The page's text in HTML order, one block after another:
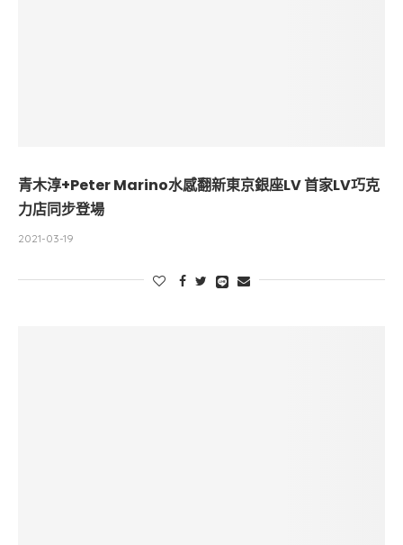
青木淳+Peter Marino水感翻新東京銀座LV 首家LV巧克
力店同步登場
2021-03-19